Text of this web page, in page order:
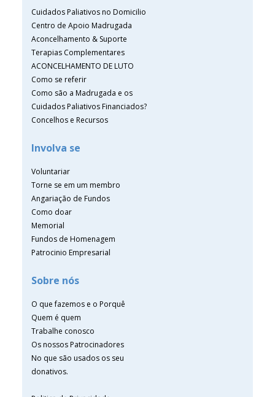
Cuidados Paliativos no Domicilio
Centro de Apoio Madrugada
Aconcelhamento & Suporte
Terapias Complementares
ACONCELHAMENTO DE LUTO
Como se referir
Como são a Madrugada e os
Cuidados Paliativos Financiados?
Concelhos e Recursos
Involva se
Voluntariar
Torne se em um membro
Angariação de Fundos
Como doar
Memorial
Fundos de Homenagem
Patrocinio Empresarial
Sobre nós
O que fazemos e o Porquê
Quem é quem
Trabalhe conosco
Os nossos Patrocinadores
No que são usados os seu
donativos.